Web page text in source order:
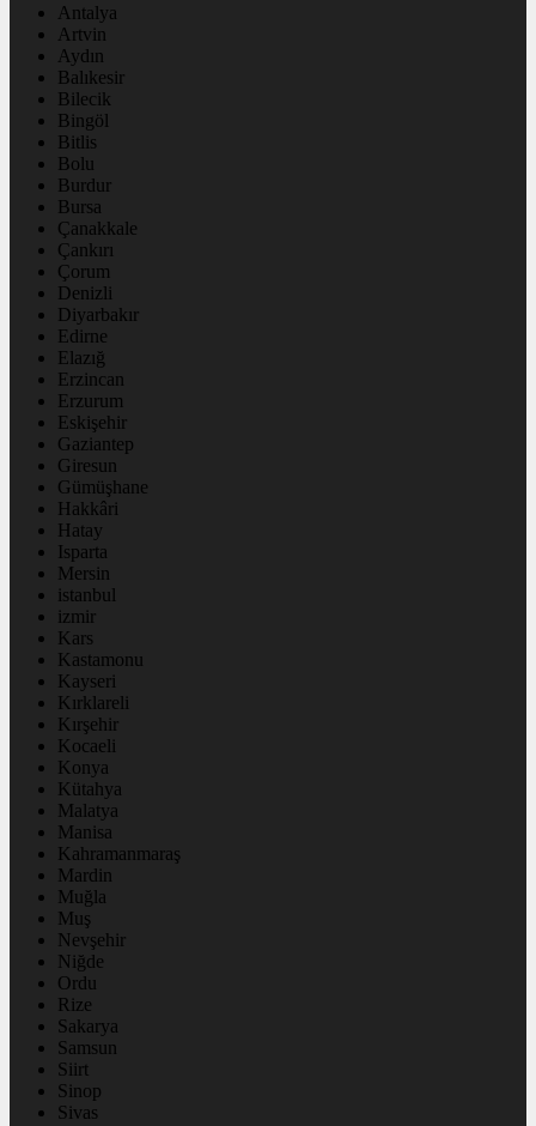
Antalya
Artvin
Aydın
Balıkesir
Bilecik
Bingöl
Bitlis
Bolu
Burdur
Bursa
Çanakkale
Çankırı
Çorum
Denizli
Diyarbakır
Edirne
Elazığ
Erzincan
Erzurum
Eskişehir
Gaziantep
Giresun
Gümüşhane
Hakkâri
Hatay
Isparta
Mersin
istanbul
izmir
Kars
Kastamonu
Kayseri
Kırklareli
Kırşehir
Kocaeli
Konya
Kütahya
Malatya
Manisa
Kahramanmaraş
Mardin
Muğla
Muş
Nevşehir
Niğde
Ordu
Rize
Sakarya
Samsun
Siirt
Sinop
Sivas